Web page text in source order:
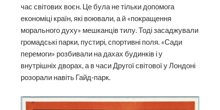
час світових воєн. Це була не тільки допомога
економіці країн, які воювали, а й «покращення
морального духу» мешканців тилу. Тоді засаджували
громадські парки, пустирі, спортивні поля. «Сади
перемоги» розбивали на дахах будинків і у
внутрішніх дворах, а в часи Другої світової у Лондоні
розорали навіть Гайд-парк.